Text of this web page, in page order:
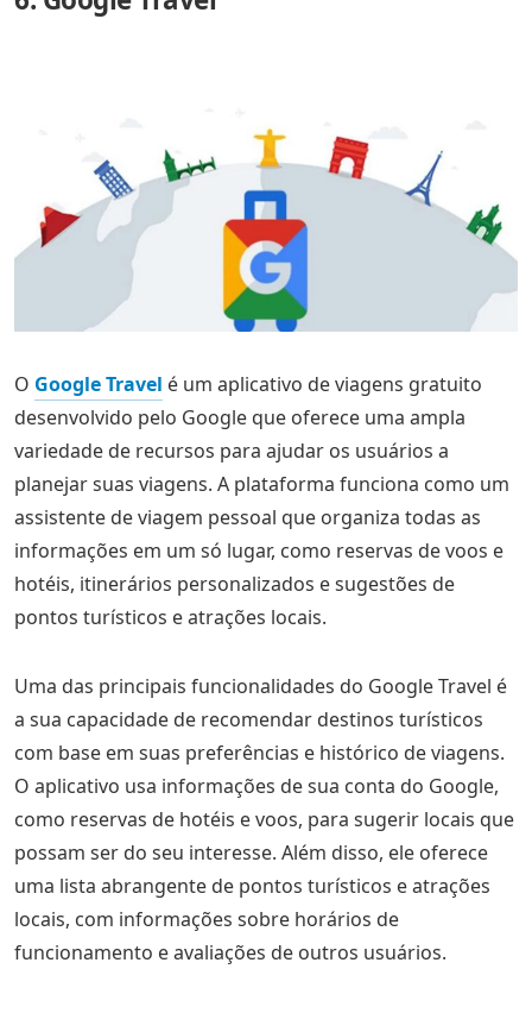
O Google Travel é um aplicativo de viagens gratuito
desenvolvido pelo Google que oferece uma ampla
variedade de recursos para ajudar os usuários a
planejar suas viagens. A plataforma funciona como um
assistente de viagem pessoal que organiza todas as
informações em um só lugar, como reservas de voos e
hotéis, itinerários personalizados e sugestões de
pontos turísticos e atrações locais.
Uma das principais funcionalidades do Google Travel é
a sua capacidade de recomendar destinos turísticos
com base em suas preferências e histórico de viagens.
O aplicativo usa informações de sua conta do Google,
como reservas de hotéis e voos, para sugerir locais que
possam ser do seu interesse. Além disso, ele oferece
uma lista abrangente de pontos turísticos e atrações
locais, com informações sobre horários de
funcionamento e avaliações de outros usuários.